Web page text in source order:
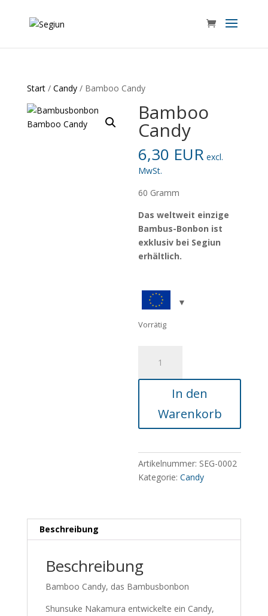
Start/ Candy/ Bamboo Candy
Bamboo
Candy
6,30 EUR excl.
MwSt.
60 Gramm
Das weltweit einzige
Bambus-Bonbon ist
exklusiv bei Segiun
erhältlich.
Vorrätig
Candy
Menge
In den
Warenkorb
Artikelnummer: SEG-0002
Kategorie:Candy
Beschreibung
Beschreibung
Bamboo Candy, das Bambusbonbon
Shunsuke Nakamura entwickelte ein Candy,